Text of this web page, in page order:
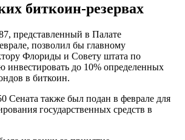
биткоин-резервах
представленный в Палате
позволил бы главному
Флориды и Совету штата по
инвестировать до 10% определенных
в биткоин.
Сената также был подан в феврале для
государственных средств в